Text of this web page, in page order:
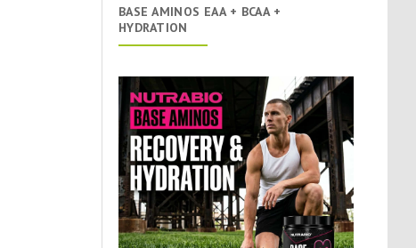
BASE AMINOS EAA + BCAA +
HYDRATION